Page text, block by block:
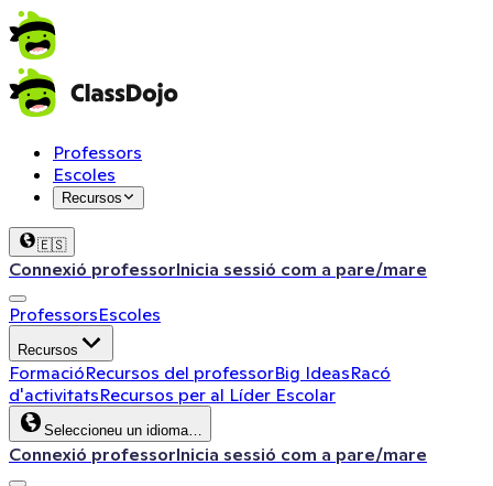
Professors
Escoles
Recursos
🇪🇸
Connexió professorInicia sessió com a pare/mare
ProfessorsEscoles
Recursos
FormacióRecursos del professorBig IdeasRacó
d'activitatsRecursos per al Líder Escolar
Seleccioneu un idioma…
Connexió professorInicia sessió com a pare/mare